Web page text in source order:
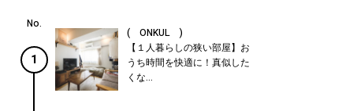
1
( ONKUL )
【１人暮らしの狭い部屋】お
うち時間を快適に！真似した
くな...